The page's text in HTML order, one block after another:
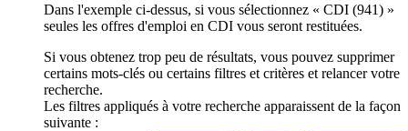
Dans l'exemple ci-dessus, si vous sélectionnez « CDI (941) »
seules les offres d'emploi en CDI vous seront restituées.
Si vous obtenez trop peu de résultats, vous pouvez supprimer
certains mots-clés ou certains filtres et critères et relancer votre
recherche.
Les filtres appliqués à votre recherche apparaissent de la façon
suivante :